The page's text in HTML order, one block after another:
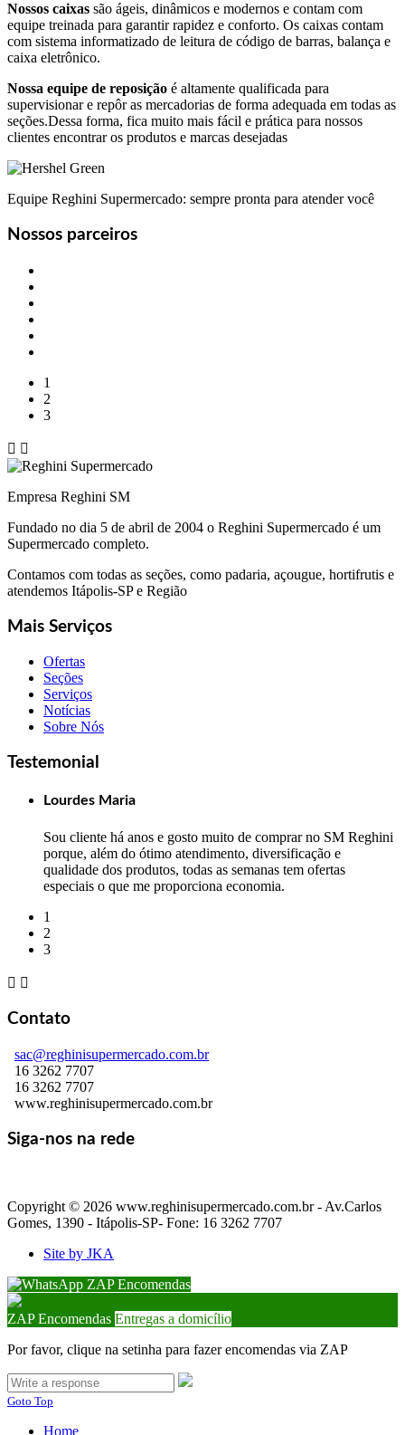
Nossos caixas são ágeis, dinâmicos e modernos e contam com
equipe treinada para garantir rapidez e conforto. Os caixas contam
com sistema informatizado de leitura de código de barras, balança e
caixa eletrônico.
Nossa equipe de reposição é altamente qualificada para
supervisionar e repôr as mercadorias de forma adequada em todas as
seções.Dessa forma, fica muito mais fácil e prática para nossos
clientes encontrar os produtos e marcas desejadas
Equipe Reghini Supermercado: sempre pronta para atender você
Nossos parceiros
1
2
3
 
Empresa Reghini SM
Fundado no dia 5 de abril de 2004 o Reghini Supermercado é um
Supermercado completo.
Contamos com todas as seções, como padaria, açougue, hortifrutis e
atendemos Itápolis-SP e Região
Mais Serviços
Ofertas
Seções
Serviços
Notícias
Sobre Nós
Testemonial
Lourdes Maria
Sou cliente há anos e gosto muito de comprar no SM Reghini
porque, além do ótimo atendimento, diversificação e
qualidade dos produtos, todas as semanas tem ofertas
especiais o que me proporciona economia.
1
2
3
 
Contato
sac@reghinisupermercado.com.br
16 3262 7707
16 3262 7707
www.reghinisupermercado.com.br
Siga-nos na rede
Copyright © 2026 www.reghinisupermercado.com.br - Av.Carlos
Gomes, 1390 - Itápolis-SP- Fone: 16 3262 7707
Site by JKA
ZAP Encomendas
ZAP Encomendas Entregas a domicílio
Por favor, clique na setinha para fazer encomendas via ZAP
Goto Top
Home